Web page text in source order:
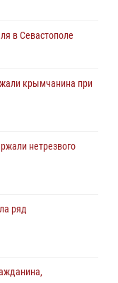
в Севастополе
крымчанина при
нетрезвого
ряд